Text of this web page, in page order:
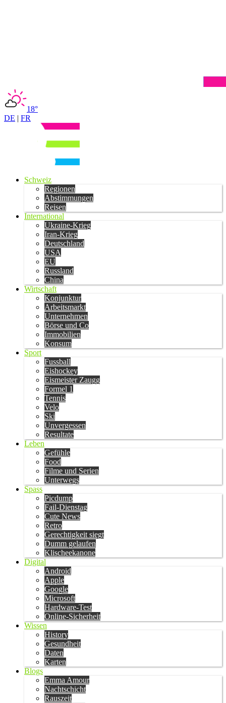
18°
DE | FR
Schweiz
Regionen
Abstimmungen
Reisen
International
Ukraine-Krieg
Iran-Krieg
Deutschland
USA
EU
Russland
China
Wirtschaft
Konjunktur
Arbeitsmarkt
Unternehmen
Börse und Co
Immobilien
Konsum
Sport
Fussball
Eishockey
Eismeister Zaugg
Formel 1
Tennis
Velo
Ski
Unvergessen
Resultate
Leben
Gefühle
Food
Filme und Serien
Unterwegs
Spass
Picdump
Fail-Dienstag
Cute News
Retro
Gerechtigkeit siegt
Dumm gelaufen
Klischeekanone
Digital
Android
Apple
Google
Microsoft
Hardware-Test
Online-Sicherheit
Wissen
History
Gesundheit
Daten
Karten
Blogs
Emma Amour
Nachtschicht
Rauszeit